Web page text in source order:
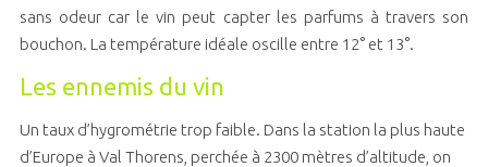
sans odeur car le vin peut capter les parfums à travers son
bouchon. La température idéale oscille entre 12° et 13°.
Les ennemis du vin
Un taux d’hygrométrie trop faible. Dans la station la plus haute
d’Europe à Val Thorens, perchée à 2300 mètres d’altitude, on